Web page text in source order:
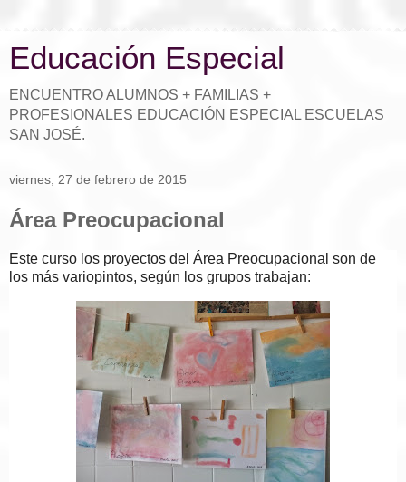
Educación Especial
ENCUENTRO ALUMNOS + FAMILIAS +
PROFESIONALES EDUCACIÓN ESPECIAL ESCUELAS
SAN JOSÉ.
viernes, 27 de febrero de 2015
Área Preocupacional
Este curso los proyectos del Área Preocupacional son de
los más variopintos, según los grupos trabajan: